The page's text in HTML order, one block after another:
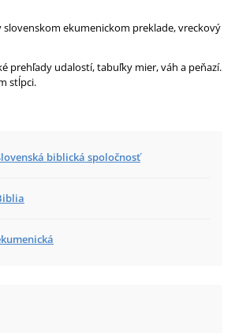
slovenskom ekumenickom preklade, vreckový
prehľady udalostí, tabuľky mier, váh a peňazí.
stĺpci.
biblická spoločnosť